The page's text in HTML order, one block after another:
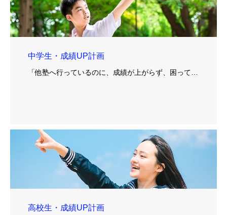
中学生・成績UP計画
「他塾へ行っているのに、成績が上がらず、困って…
高校生・成績UP計画